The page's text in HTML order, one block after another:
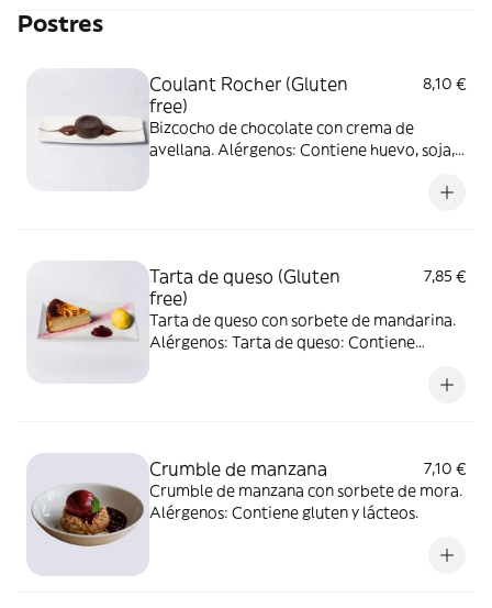
Postres
Coulant Rocher (Gluten
free)
8,10 €
Bizcocho de chocolate con crema de
avellana. Alérgenos: Contiene huevo, soja,
Tarta de queso (Gluten
free)
7,85 €
Tarta de queso con sorbete de mandarina.
Alérgenos: Tarta de queso: Contiene
Crumble de manzana
7,10 €
Crumble de manzana con sorbete de mora.
Alérgenos: Contiene gluten y lácteos.